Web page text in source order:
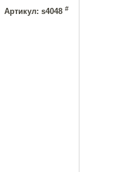
Артикул: s4048 #